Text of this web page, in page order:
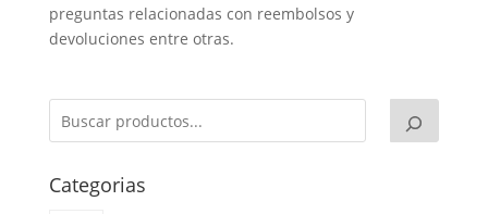
preguntas relacionadas con reembolsos y
devoluciones entre otras.
Categorias